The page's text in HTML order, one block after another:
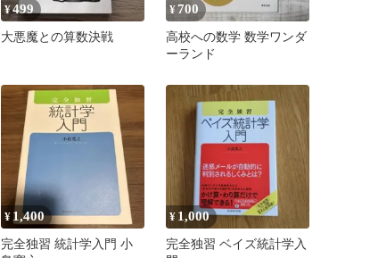
¥499
大悪魔との算数決戦
¥700
高校への数学 数学ワンダ
ーランド
¥ 1,400
完全独習 統計学入門 小
¥ 1,000
完全独習 ベイズ統計学入